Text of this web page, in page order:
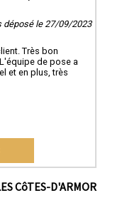
déposé le 27/09/2023
Très bon
de pose a
et en plus, très
CôTES-D'ARMOR